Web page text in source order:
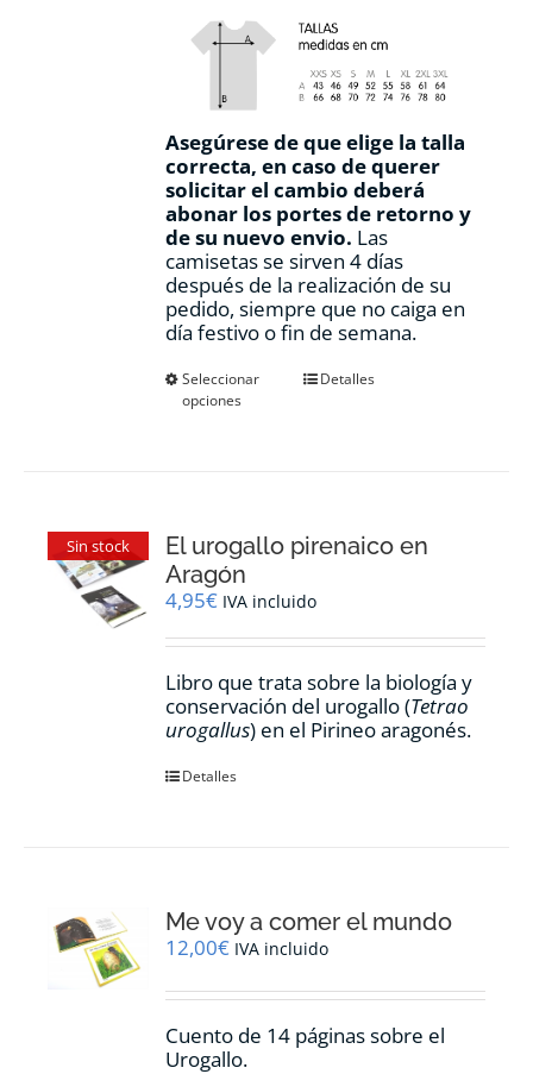
Asegúrese de que elige la talla
correcta, en caso de querer
solicitar el cambio deberá
abonar los portes de retorno y
de su nuevo envio. Las
camisetas se sirven 4 días
después de la realización de su
pedido, siempre que no caiga en
día festivo o fin de semana.
Seleccionar
opciones
Este
se
elegir
la
de
producto
Detalles
Sin stock
El urogallo pirenaico en
Aragón
4,95€ IVA incluido
Libro que trata sobre la biología y
conservación del urogallo (Tetrao
urogallus) en el Pirineo aragonés.
Detalles
Me voy a comer el mundo
12,00€ IVA incluido
Cuento de 14 páginas sobre el
Urogallo.